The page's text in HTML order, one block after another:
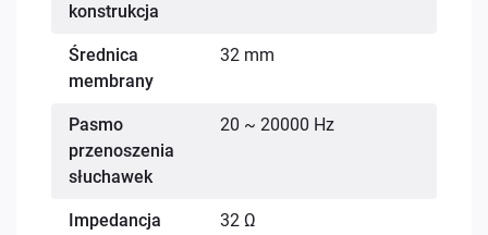
konstrukcja
Średnica
membrany
32 mm
Pasmo
przenoszenia
słuchawek
20 ~ 20000 Hz
Impedancja
32 Ω